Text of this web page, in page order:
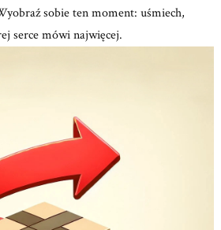
sobie ten moment: uśmiech,
serce mówi najwięcej.